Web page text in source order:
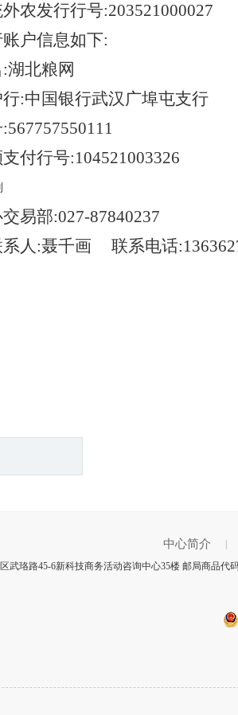
农发行行号:203521000027
户信息如下:
:湖北粮网
:中国银行武汉广埠屯支行
:567757550111
付行号:104521003326
易部:027-87840237
人:聂千画 联系电话
中心简介
武珞路45-6新科技商务活动咨询中心35楼 邮局商品代